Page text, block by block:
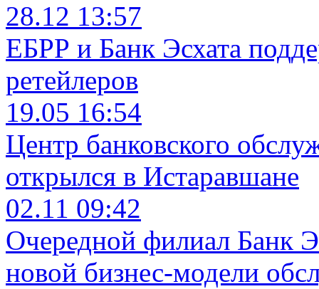
28.12 13:57
ЕБРР и Банк Эсхата
ретейлеров
19.05 16:54
Центр банковского
открылся в Истаравшане
02.11 09:42
Очередной филиал Банк
новой бизнес-модели